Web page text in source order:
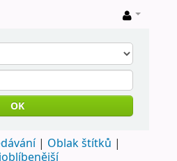
OK
Oblak štítků